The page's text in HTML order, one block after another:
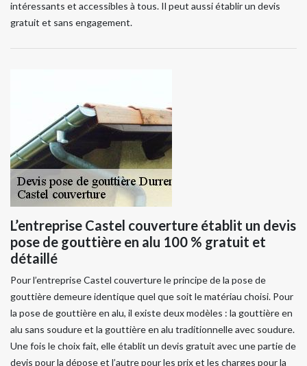
intéressants et accessibles à tous. Il peut aussi établir un devis
gratuit et sans engagement.
L’entreprise Castel couverture établit un devis
pose de gouttière en alu 100 % gratuit et
détaillé
Pour l’entreprise Castel couverture le principe de la pose de
gouttière demeure identique quel que soit le matériau choisi. Pour
la pose de gouttière en alu, il existe deux modèles : la gouttière en
alu sans soudure et la gouttière en alu traditionnelle avec soudure.
Une fois le choix fait, elle établit un devis gratuit avec une partie de
devis pour la dépose et l’autre pour les prix et les charges pour la